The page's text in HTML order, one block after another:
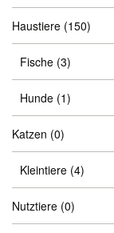
Haustiere (150)
Fische (3)
Hunde (1)
Katzen (0)
Kleintiere (4)
Nutztiere (0)